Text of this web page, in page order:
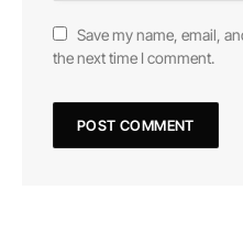
Save my name, email,
the next time I comment.